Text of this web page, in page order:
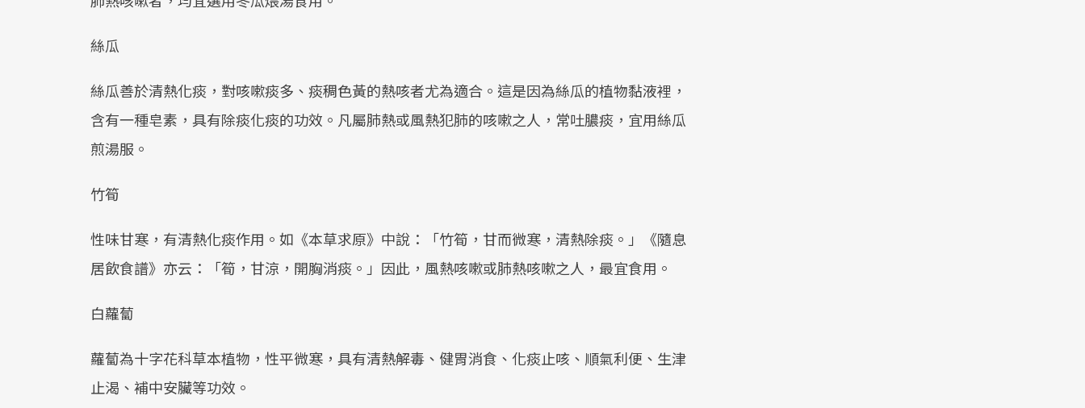
絲瓜
絲瓜善於清熱化痰，對咳嗽痰多、痰稠色黃的熱咳者尤為適合。這是因為絲瓜的植物黏液裡，
含有一種皂素，具有除痰化痰的功效。凡屬肺熱或風熱犯肺的咳嗽之人，常吐膿痰，宜用絲瓜
煎湯服。
竹筍
性味甘寒，有清熱化痰作用。如《本草求原》中說：「竹筍，甘而微寒，清熱除痰。」《隨息
居飲食譜》亦云：「筍，甘涼，開胸消痰。」因此，風熱咳嗽或肺熱咳嗽之人，最宜食用。
白蘿蔔
蘿蔔為十字花科草本植物，性平微寒，具有清熱解毒、健胃消食、化痰止咳、順氣利便、生津
止渴、補中安臟等功效。